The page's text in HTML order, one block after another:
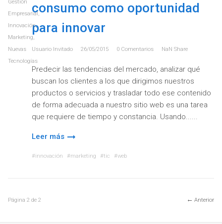
Gestión
Empresarial,
Innovación,
Marketing,
Nuevas
Tecnologías
consumo como oportunidad
para innovar
Usuario Invitado 26/05/2015 0 Comentarios NaN Share
Predecir las tendencias del mercado, analizar qué
buscan los clientes a los que dirigimos nuestros
productos o servicios y trasladar todo ese contenido
de forma adecuada a nuestro sitio web es una tarea
que requiere de tiempo y constancia. Usando...
Leer más
innovación marketing tic web
Página 2 de 2 Anterior